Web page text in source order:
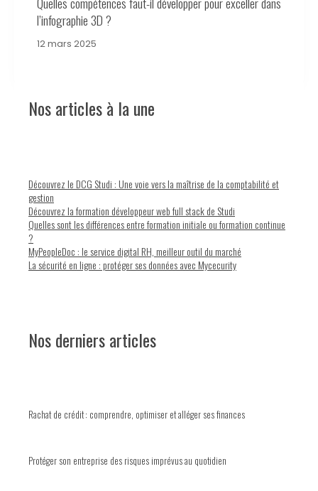
l’infographie 3D ?
12 mars 2025
Nos articles à la une
Découvrez le DCG Studi : Une voie vers la maîtrise de la comptabilité et
gestion
Découvrez la formation développeur web full stack de Studi
Quelles sont les différences entre formation initiale ou formation continue
?
MyPeopleDoc : le service digital RH, meilleur outil du marché
La sécurité en ligne : protéger ses données avec Mycecurity
Nos derniers articles
Rachat de crédit : comprendre, optimiser et alléger ses finances
Protéger son entreprise des risques imprévus au quotidien